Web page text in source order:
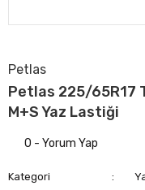
Petlas
Petlas 225/65R17
M+S Yaz Lastiği
0 - Yorum Yap
Kategori